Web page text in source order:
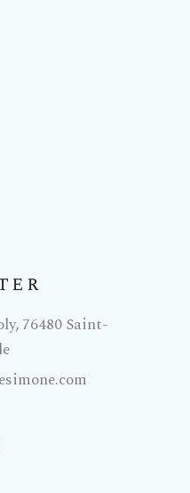
76480 Saint-